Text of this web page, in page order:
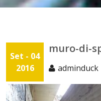
Set - 04
2016
muro-di-
adminduck